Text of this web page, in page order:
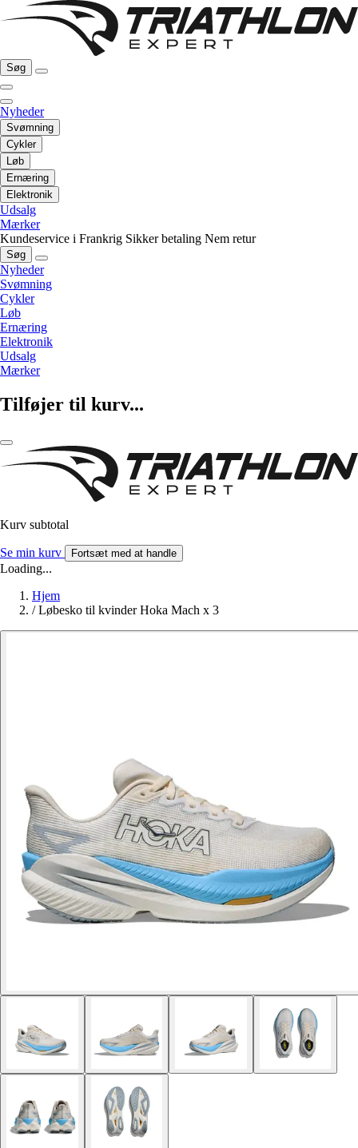
Søg
Nyheder
Svømning
Cykler
Løb
Ernæring
Elektronik
Udsalg
Mærker
Kundeservice i Frankrig Sikker betaling Nem retur
Søg
Nyheder
Svømning
Cykler
Løb
Ernæring
Elektronik
Udsalg
Mærker
Tilføjer til kurv...
Kurv subtotal
Se min kurv Fortsæt med at handle
Loading...
Hjem
/ Løbesko til kvinder Hoka Mach x 3